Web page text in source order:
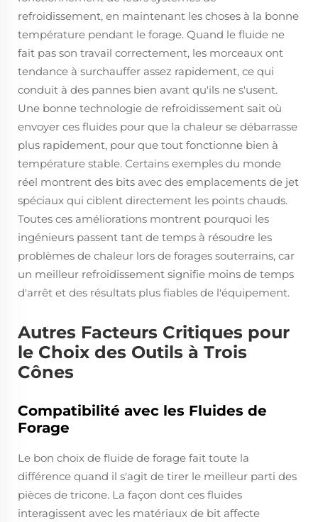
refroidissement, en maintenant les choses à la bonne
température pendant le forage. Quand le fluide ne
fait pas son travail correctement, les morceaux ont
tendance à surchauffer assez rapidement, ce qui
conduit à des pannes bien avant qu'ils ne s'usent.
Une bonne technologie de refroidissement sait où
envoyer ces fluides pour que la chaleur se débarrasse
plus rapidement, pour que tout fonctionne bien à
température stable. Certains exemples du monde
réel montrent des bits avec des emplacements de jet
spéciaux qui ciblent directement les points chauds.
Toutes ces améliorations montrent pourquoi les
ingénieurs passent tant de temps à résoudre les
problèmes de chaleur lors de forages souterrains, car
un meilleur refroidissement signifie moins de temps
d'arrêt et des résultats plus fiables de l'équipement.
Autres Facteurs Critiques pour
le Choix des Outils à Trois
Cônes
Compatibilité avec les Fluides de
Forage
Le bon choix de fluide de forage fait toute la
différence quand il s'agit de tirer le meilleur parti des
pièces de tricone. La façon dont ces fluides
interagissent avec les matériaux de bit affecte